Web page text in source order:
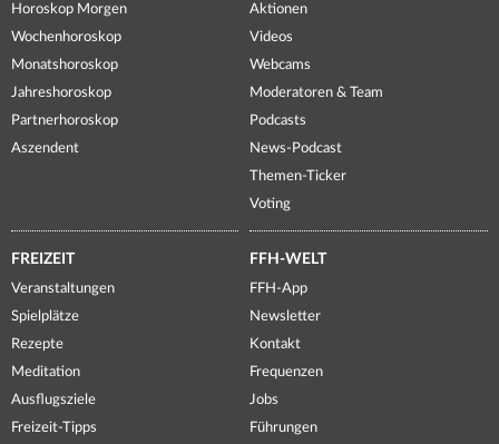
Horoskop Morgen
Wochenhoroskop
Monatshoroskop
Jahreshoroskop
Partnerhoroskop
Aszendent
Aktionen
Videos
Webcams
Moderatoren & Team
Podcasts
News-Podcast
Themen-Ticker
Voting
FREIZEIT
Veranstaltungen
Spielplätze
Rezepte
Meditation
Ausflugsziele
Freizeit-Tipps
FFH-WELT
FFH-App
Newsletter
Kontakt
Frequenzen
Jobs
Führungen